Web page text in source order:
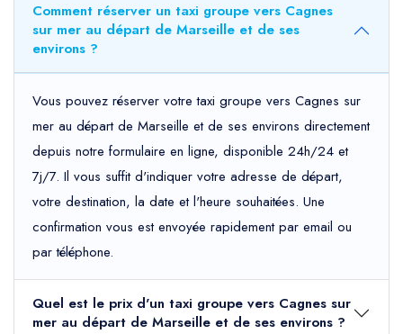
Comment réserver un taxi groupe vers Cagnes
sur mer au départ de Marseille et de ses
environs ?
Vous pouvez réserver votre taxi groupe vers Cagnes sur
mer au départ de Marseille et de ses environs directement
depuis notre formulaire en ligne, disponible 24h/24 et
7j/7. Il vous suffit d'indiquer votre adresse de départ,
votre destination, la date et l'heure souhaitées. Une
confirmation vous est envoyée rapidement par email ou
par téléphone.
Quel est le prix d'un taxi groupe vers Cagnes sur
mer au départ de Marseille et de ses environs ?